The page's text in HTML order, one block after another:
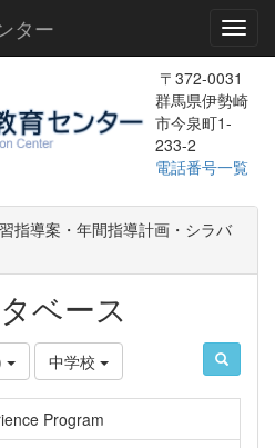
ター
〒372-0031
群馬県伊勢崎
市今泉町1-
233-2
電話番号一覧
指導案・年間指導計画・シラバ
ベース
中学校
Program